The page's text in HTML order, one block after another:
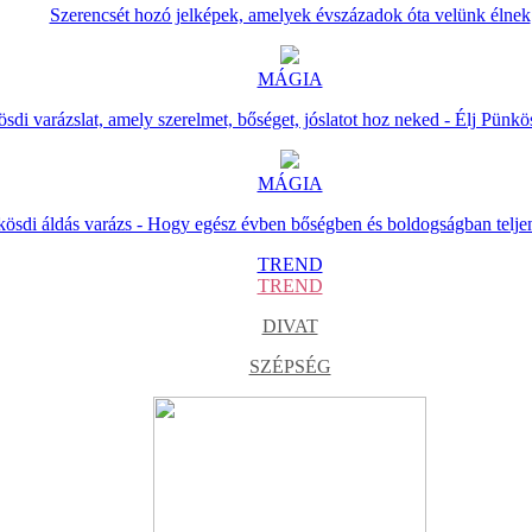
Szerencsét hozó jelképek, amelyek évszázadok óta velünk élnek
MÁGIA
varázslat, amely szerelmet, bőséget, jóslatot hoz neked - Élj
MÁGIA
áldás varázs - Hogy egész évben bőségben és boldogságban
TREND
TREND
DIVAT
SZÉPSÉG